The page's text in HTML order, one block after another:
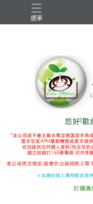
選單
國產推薦補助 有機審字